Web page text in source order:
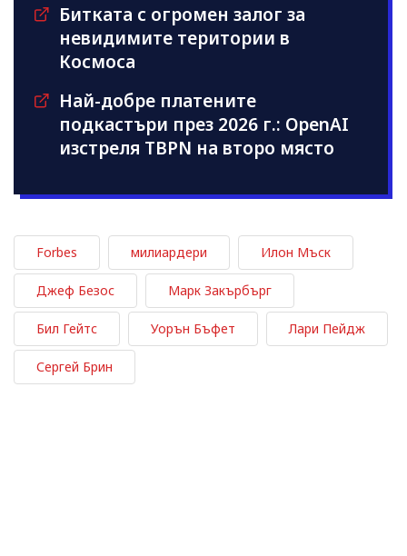
Битката с огромен залог за
невидимите територии в
Космоса
Най-добре платените
подкастъри през 2026 г.: OpenAI
изстреля TBPN на второ място
Forbes милиардери Илон Мъск
Джеф Безос Марк Закърбърг
Бил Гейтс Уорън Бъфет Лари Пейдж
Сергей Брин